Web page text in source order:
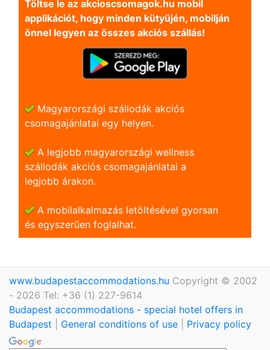
Töltse le az akcioscsomagok.hu mobil
applikációt, hogy minden kütyüjén, mobilján
önnel legyen az összes akciós szállás!
Magyarországi szállodák akciós
csomagajánlatai egy helyen.
A legjobb magyarországi wellness
szállodák akciós csomagajánlatai a
legjobb árakon.
A mobilalkalmazás letöltésével gyorsan
és egyszerũen foglalhat.
www.budapestaccommodations.hu Copyright © 2002
- 2026 Tel: +36 (1) 227-9614
Budapest accommodations - special hotel offers in
Budapest
General conditions of use Privacy policy